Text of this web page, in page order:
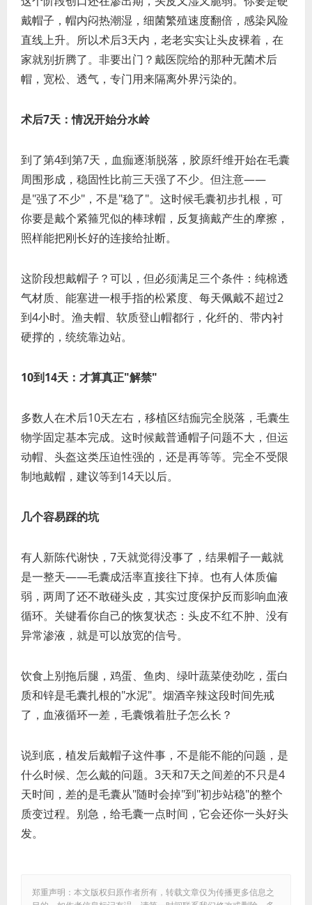
戴帽子，帽内闷热潮湿，细菌繁殖速度翻倍，感染风险
直线上升。所以术后3天内，老老实实让头皮裸着，在
家就别折腾了。非要出门？戴医院给的那种无菌术后
帽，宽松、透气，专门用来隔离外界污染的。
术后7天：情况开始分水岭
到了第4到第7天，血痂逐渐脱落，胶原纤维开始在毛囊
周围形成，稳固性比前三天强了不少。但注意——
是"强了不少"，不是"稳了"。这时候毛囊初步扎根，可
你要是戴个紧箍咒似的棒球帽，反复摘戴产生的摩擦，
照样能把刚长好的连接给扯断。
这阶段想戴帽子？可以，但必须满足三个条件：纯棉透
气材质、能塞进一根手指的松紧度、每天佩戴不超过2
到4小时。渔夫帽、软质登山帽都行，化纤的、带内衬
硬撑的，统统靠边站。
10到14天：才算真正"解禁"
多数人在术后10天左右，移植区结痂完全脱落，毛囊生
物学固定基本完成。这时候戴普通帽子问题不大，但运
动帽、头盔这类压迫性强的，还是再等等。完全不受限
制地戴帽，建议等到14天以后。
几个容易踩的坑
有人新陈代谢快，7天就觉得没事了，结果帽子一戴就
是一整天——毛囊成活率直接往下掉。也有人体质偏
弱，两周了还不敢碰头皮，其实过度保护反而影响血液
循环。关键看你自己的恢复状态：头皮不红不肿、没有
异常渗液，就是可以放宽的信号。
饮食上别拖后腿，鸡蛋、鱼肉、绿叶蔬菜使劲吃，蛋白
质和锌是毛囊扎根的"水泥"。烟酒辛辣这段时间先戒
了，血液循环一差，毛囊饿着肚子怎么长？
说到底，植发后戴帽子这件事，不是能不能的问题，是
什么时候、怎么戴的问题。3天和7天之间差的不只是4
天时间，差的是毛囊从"随时会掉"到"初步站稳"的整个
质变过程。别急，给毛囊一点时间，它会还你一头好头
发。
郑重声明：本文版权归原作者所有，转载文章仅为传播更多信息之